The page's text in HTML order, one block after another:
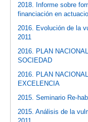
2018. Informe sobre
financiación en
2016. Evolución de la
2011
2016. PLAN
SOCIEDAD
2016. PLAN
EXCELENCIA
2015. Seminario Re-
2015. Análisis de la